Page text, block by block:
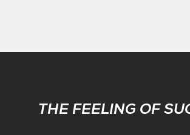
Subscribe
THE FEELING OF